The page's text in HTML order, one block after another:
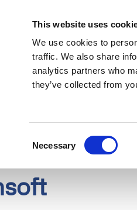
This website uses
We use cookies to
traffic. We also share
analytics partners who
they’ve collected from
Selection
Necessary
Solutions